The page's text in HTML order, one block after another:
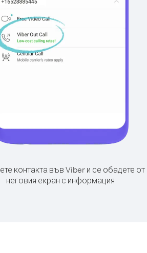
контакта във Viber и се обадете от
неговия екран с информация